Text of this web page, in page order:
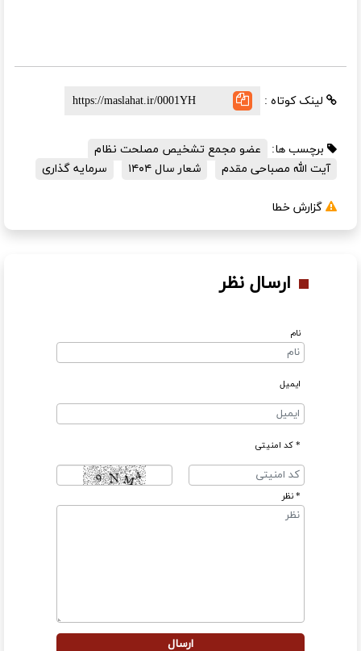
لینک کوتاه :
برچسب ها:
عضو مجمع تشخیص مصلحت نظام
آیت الله مصباحی مقدم
شعار سال ۱۴۰۴ سرمایه گذاری
گزارش خطا
ارسال نظر
نام
ایمیل
* کد امنیتی
* نظر